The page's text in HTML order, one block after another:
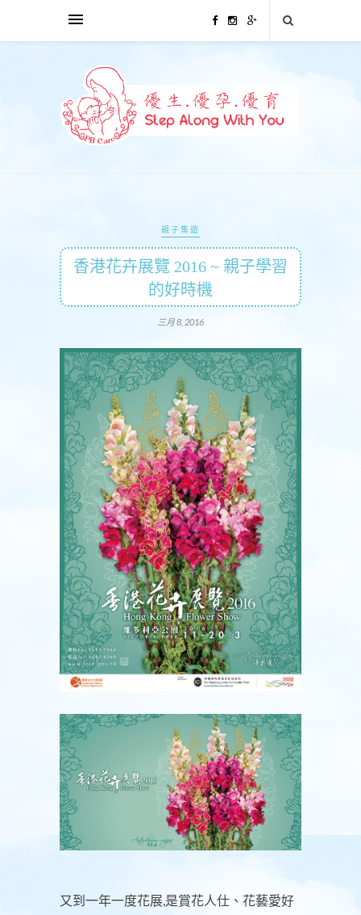
親子集遊
香港花卉展覽 2016 ~ 親子學習
的好時機
三月 8, 2016
又到一年一度花展,是賞花人仕、花藝愛好